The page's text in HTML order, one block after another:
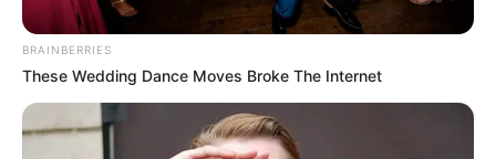
BRAINBERRIES
These Wedding Dance Moves Broke The Internet